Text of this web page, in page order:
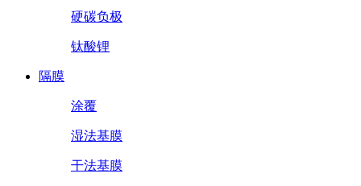
硬碳负极
钛酸锂
隔膜
涂覆
湿法基膜
干法基膜